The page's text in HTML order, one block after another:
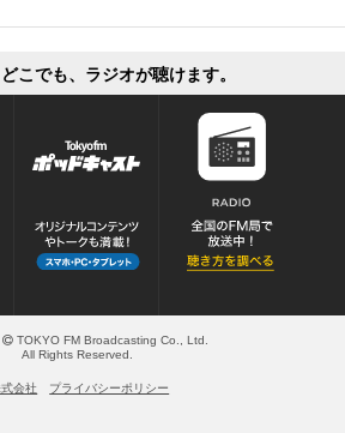
こでも、ラジオが聴けます。
TOKYO FM Broadcasting Co., Ltd.
All Rights Reserved.
会社 プライバシーポリシー